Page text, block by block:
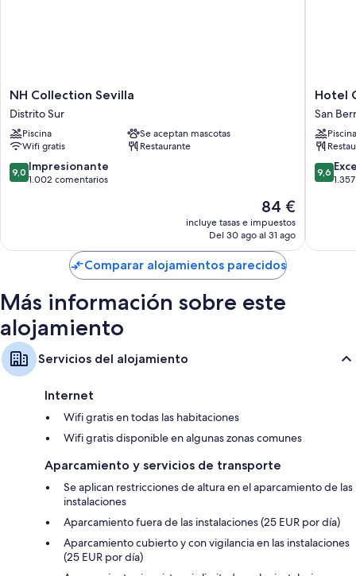
NH
Collection
Sevilla
Distrito
Sur
NH Collection Sevilla
Distrito Sur
Piscina
Se aceptan mascotas
Wifi gratis
Restaurante
9.0
sobre
9,0 Impresionante
1.002 comentarios
El
precio
actual
de
84 €
84 €
incluye tasas e impuestos
Del 30 ago al 31 ago
Hotel
Giralda
Center
San
Hotel
San
Piscina
9.6
sobre
9,6
Comparar alojamientos parecidos
Más información sobre este
alojamiento
Servicios del alojamiento
Internet
Wifi gratis en todas las habitaciones
Wifi gratis disponible en algunas zonas comunes
Aparcamiento y servicios de transporte
Se aplican restricciones de altura en el aparcamiento de las
instalaciones
Aparcamiento fuera de las instalaciones (25 EUR por día)
Aparcamiento cubierto y con vigilancia en las instalaciones
(25 EUR por día)